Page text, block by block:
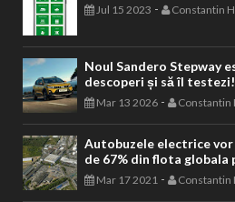
Jul 15 2023 - Constantin
Noul Sandero Stepway
descoperi și să îl testezi!
Mar 13 2026 - Constantin
Autobuzele electrice
de 67% din flota globala
Mar 17 2021 - Constantin